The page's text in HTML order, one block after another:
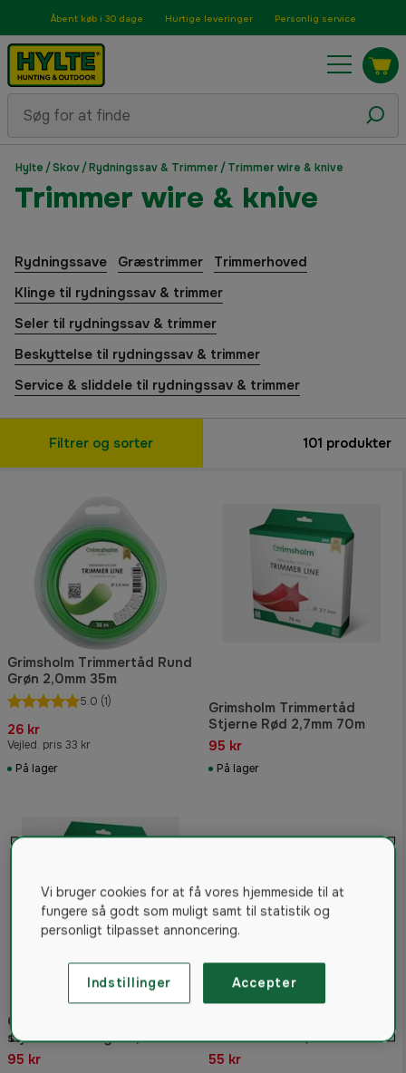
Åbent køb i 30 dage Hurtige leveringer Personlig service
Hylte /Skov/Rydningssav & Trimmer/Trimmer wire & knive
Trimmer wire & knive
Rydningssave Græstrimmer
Trimmerhoved
Klinge til rydningssav & trimmer
Seler til rydningssav & trimmer
Beskyttelse til rydningssav & trimmer
Service & sliddele til rydningssav & trimmer
Filtrer og sorter 101 produkter
Grimsholm Trimmertåd Rund
Grøn 2,0mm 35m
5.0 (1)
26 kr
Vejled. pris 33 kr
På lager
Grimsholm Trimmertåd
Stjerne Rød 2,7mm 70m
95 kr
På lager
Grimsholm trimmertråd
stjerneformet gul 3,0 mm
60 m
95 kr
15 m trimmersnøre
55 kr
Vi bruger cookies for at få vores hjemmeside til at
fungere så godt som muligt samt til statistik og
personligt tilpasset annoncering.
Indstillinger Accepter